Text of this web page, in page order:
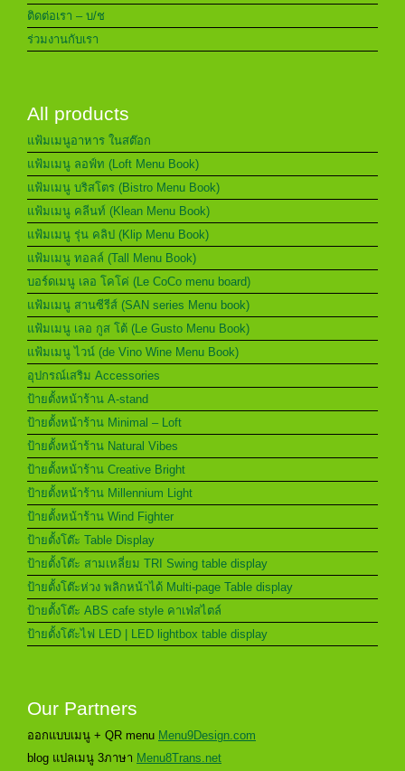
ติดต่อเรา – บ/ช
ร่วมงานกับเรา
All products
แฟ้มเมนูอาหาร ในสต๊อก
แฟ้มเมนู ลอฟ์ท (Loft Menu Book)
แฟ้มเมนู บริสโตร (Bistro Menu Book)
แฟ้มเมนู คลีนท์ (Klean Menu Book)
แฟ้มเมนู รุ่น คลิป (Klip Menu Book)
แฟ้มเมนู ทอลล์ (Tall Menu Book)
บอร์ดเมนู เลอ โคโค่ (Le CoCo menu board)
แฟ้มเมนู สานซีรีส์ (SAN series Menu book)
แฟ้มเมนู เลอ กูส โต้ (Le Gusto Menu Book)
แฟ้มเมนู ไวน์ (de Vino Wine Menu Book)
อุปกรณ์เสริม Accessories
ป้ายตั้งหน้าร้าน A-stand
ป้ายตั้งหน้าร้าน Minimal – Loft
ป้ายตั้งหน้าร้าน Natural Vibes
ป้ายตั้งหน้าร้าน Creative Bright
ป้ายตั้งหน้าร้าน Millennium Light
ป้ายตั้งหน้าร้าน Wind Fighter
ป้ายตั้งโต๊ะ Table Display
ป้ายตั้งโต๊ะ สามเหลี่ยม TRI Swing table display
ป้ายตั้งโต๊ะห่วง พลิกหน้าได้ Multi-page Table display
ป้ายตั้งโต๊ะ ABS cafe style คาเฟ่สไตล์
ป้ายตั้งโต๊ะไฟ LED | LED lightbox table display
Our Partners
ออกแบบเมนู + QR menu Menu9Design.com
blog แปลเมนู 3ภาษา Menu8Trans.net